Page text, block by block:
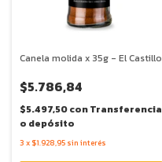
Canela molida x 35g - El Castillo
$5.786,84
$5.497,50conTransferencia
o depósito
3 x $1.928,95 sin interés